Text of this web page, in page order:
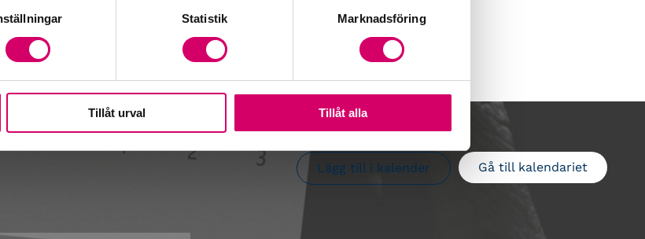
Statistik Marknadsföring
Tillåt urval Tillåt alla
Gå till kalendariet
Lägg till i kalender